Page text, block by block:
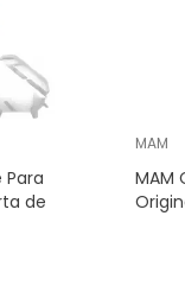
Para
de
MAM
MAM